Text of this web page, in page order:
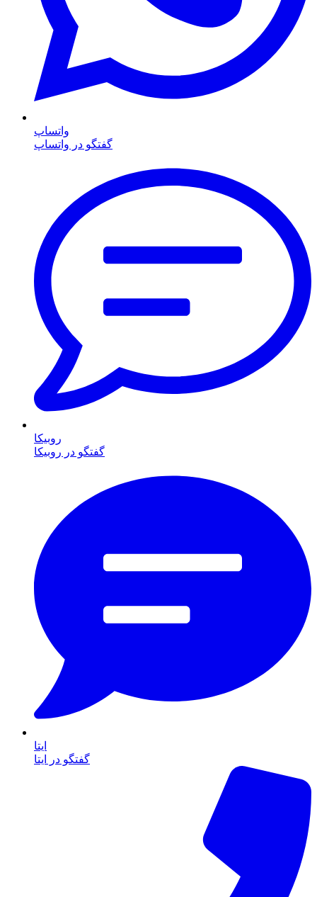
واتساپ
گفتگو در واتساپ
روبیکا
گفتگو در روبیکا
ایتا
گفتگو در ایتا